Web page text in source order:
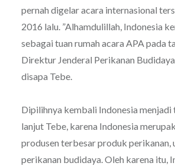
pernah digelar acara internasional
2016 lalu. ”Alhamdulillah, Indonesia
sebagai tuan rumah acara APA pada
Direktur Jenderal Perikanan
disapa Tebe.
Dipilihnya kembali Indonesia menjadi
lanjut Tebe, karena Indonesia
produsen terbesar produk perikanan,
perikanan budidaya. Oleh karena itu,